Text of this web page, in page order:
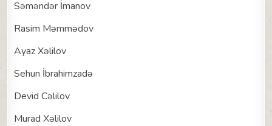
Səməndər İmanov
Rasim Məmmədov
Ayaz Xəlilov
Sehun İbrahimzadə
Devid Cəlilov
Murad Xəlilov